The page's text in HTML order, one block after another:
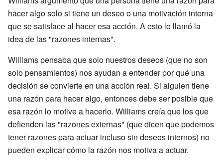
hacer algo solo si tiene un deseo o una motivación interna
que se satisface al hacer esa acción. A esto lo llamó la
idea de las "razones internas".
Williams pensaba que solo nuestros deseos (que no son
solo pensamientos) nos ayudan a entender por qué una
decisión se convierte en una acción real. Si alguien tiene
una razón para hacer algo, entonces debe ser posible que
esa razón lo motive a hacerlo. Williams creía que los que
defienden las "razones externas" (que dicen que podemos
tener razones para actuar incluso sin deseos internos) no
pueden explicar cómo la razón nos motiva a actuar.